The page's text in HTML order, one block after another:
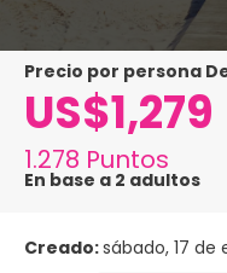
precio por persona
US$1,279
1.278 Puntos
En base a 2 adultos
Creado:sábado, 17 de